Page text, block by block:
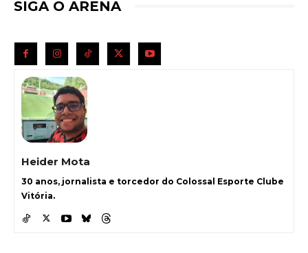
SIGA O ARENA
Heider Mota
30 anos, jornalista e torcedor do Colossal Esporte Clube
Vitória.